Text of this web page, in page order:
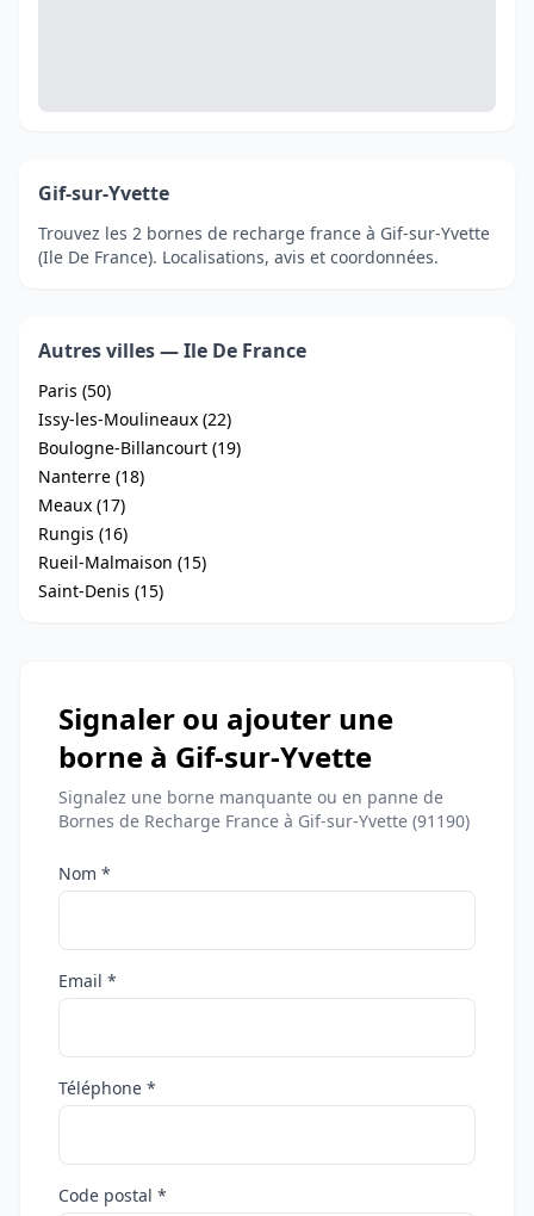
Gif-sur-Yvette
Trouvez les 2 bornes de recharge france à Gif-sur-Yvette
(Ile De France). Localisations, avis et coordonnées.
Autres villes — Ile De France
Paris (50)
Issy-les-Moulineaux (22)
Boulogne-Billancourt (19)
Nanterre (18)
Meaux (17)
Rungis (16)
Rueil-Malmaison (15)
Saint-Denis (15)
Signaler ou ajouter une
borne à Gif-sur-Yvette
Signalez une borne manquante ou en panne de
Bornes de Recharge France à Gif-sur-Yvette (91190)
Nom *
Email *
Téléphone *
Code postal *